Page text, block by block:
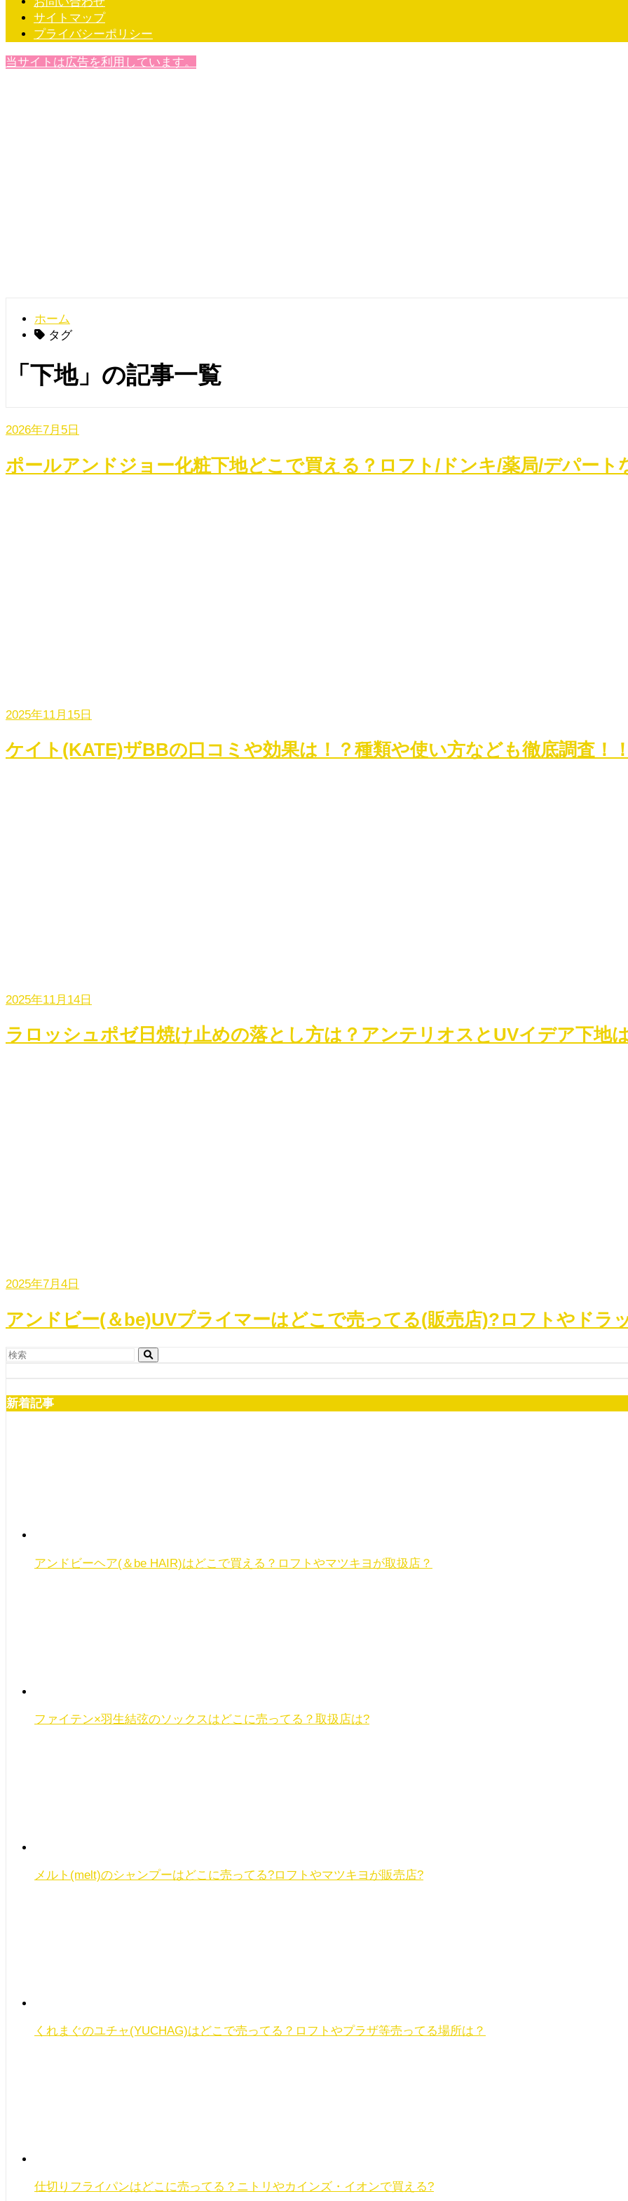
サイトマップ
プライバシーポリシー
当サイトは広告を利用しています。
ホーム
タグ
「下地」の記事一覧
2026年7月5日
ポールアンドジョー化粧下地どこで買える？ロフト/ドンキ/薬局/デパート
2025年11月15日
ケイト(KATE)ザBBの口コミや効果は！？種類や使い方なども徹底調査！！
2025年11月14日
ラロッシュポゼ日焼け止めの落とし方は？アンテリオスとUVイデア下地
2025年7月4日
アンドビー(＆be)UVプライマーはどこで売ってる(販売店)?ロフトやドラ
新着記事
アンドビーヘア(＆be HAIR)はどこで買える？ロフトやマツキヨが取扱店？
ファイテン×羽生結弦のソックスはどこに売ってる？取扱店は?
メルト(melt)のシャンプーはどこに売ってる?ロフトやマツキヨが販売店?
くれまぐのユチャ(YUCHAG)はどこで売ってる？ロフトやプラザ等売ってる場所は？
仕切りフライパンはどこに売ってる？ニトリやカインズ・イオンで買える?